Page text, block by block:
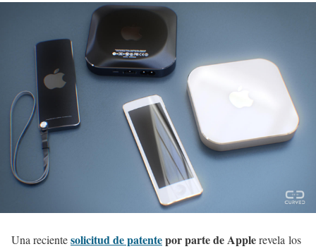
Una recientesolicitud de patentepor parte de Applerevela los